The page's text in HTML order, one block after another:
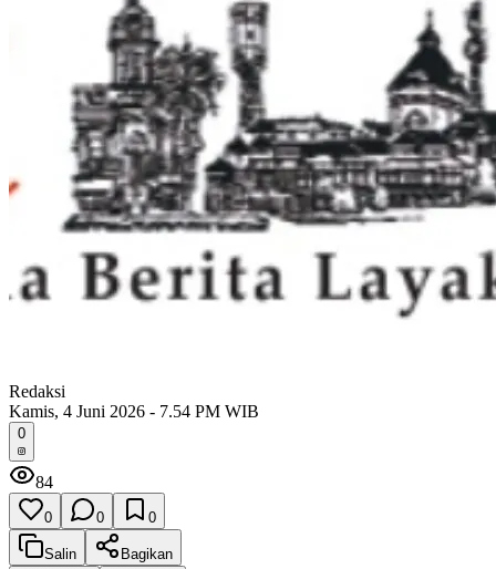
Redaksi
Kamis, 4 Juni 2026 - 7.54 PM WIB
0
84
0 0 0
Salin
Bagikan